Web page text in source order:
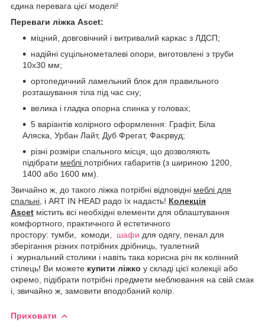
єдина перевага цієї моделі!
Переваги ліжка Ascet:
міцний, довговічний і витривалий каркас з ЛДСП;
надійні суцільнометалеві опори, виготовлені з труби
10х30 мм;
ортопедичний ламельний блок для правильного
розташування тіла під час сну;
велика і гладка опорна спинка у головах;
5 варіантів колірного оформлення: Графіт, Біла
Аляска, Урбан Лайт, Дуб Фрегат, Фаєрвуд;
різні розміри спального місця, що дозволяють
підібрати меблі потрібних габаритів (з шириною 1200,
1400 або 1600 мм).
Звичайно ж, до такого ліжка потрібні відповідні меблі для
спальні , і ART IN HEAD радо їх надасть! Колекція
Ascet містить всі необхідні елементи для облаштування
комфортного, практичного й естетичного
простору: тумби, комоди, шафи для одягу, пенал для
зберігання різних потрібних дрібниць, туалетний
і журнальний столики і навіть така корисна річ як колінний
стілець! Ви можете купити ліжко у складі цієї колекції або
окремо, підібрати потрібні предмети меблювання на свій смак
і, звичайно ж, замовити вподобаний колір.
Приховати